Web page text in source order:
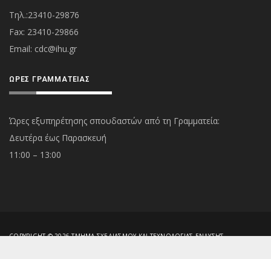
Τηλ.:23410-29876
Fax: 23410-29866
Εmail: cdc@ihu.gr
ΏΡΕΣ ΓΡΑΜΜΑΤΕΊΑΣ
Ώρες εξυπηρέτησης σπουδαστών από τη Γραμματεία:
Δευτέρα έως Παρασκευή
11:00 – 13:00
COPYRIGHT © 2026 ΤΜΉΜΑ ΣΧΕΔΙΑΣΜΟΎ ΚΑΙ ΤΕΧΝΟΛΟΓΊΑΣ ΈΝΔΥΣΗΣ